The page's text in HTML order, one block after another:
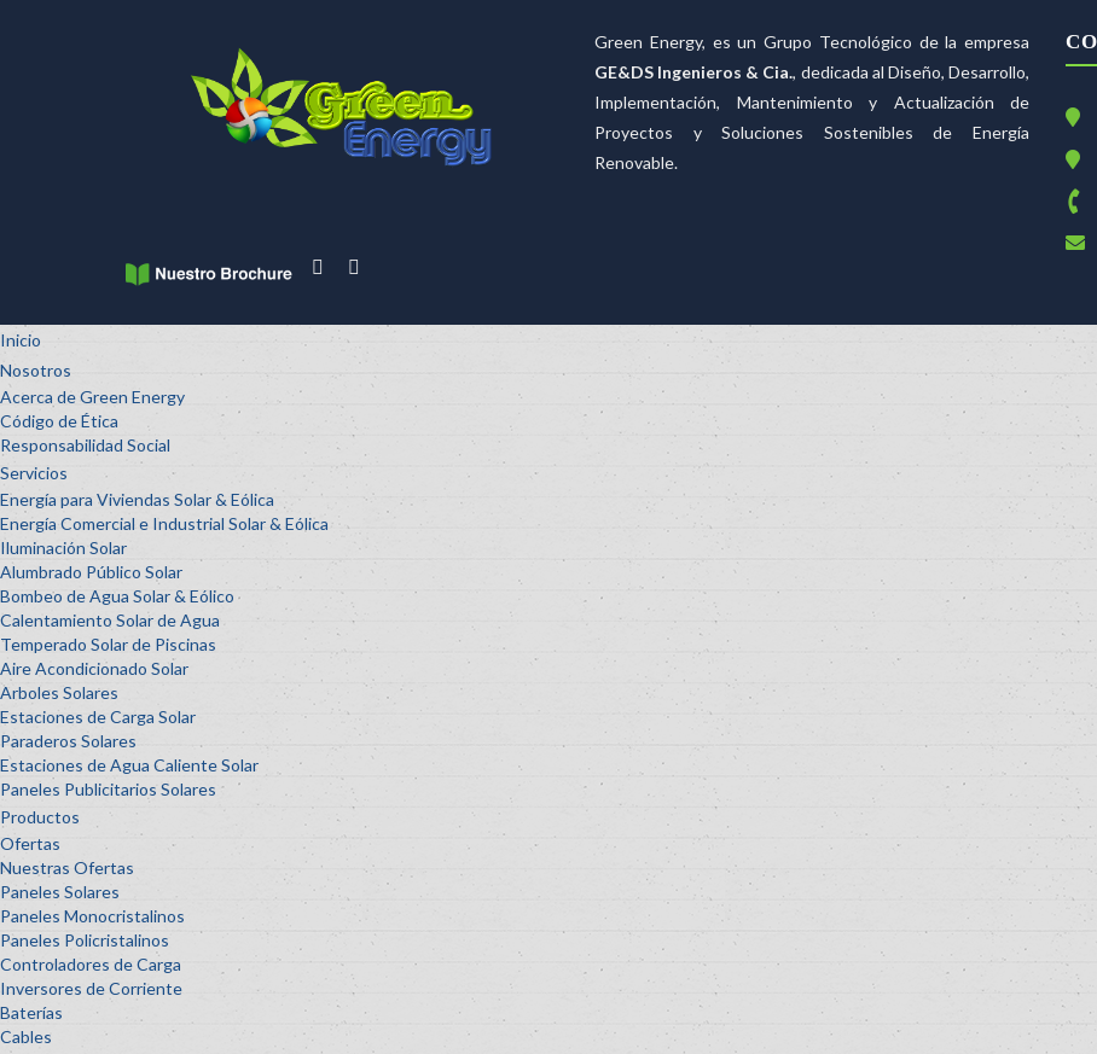
Green Energy, es un Grupo Tecnológico de la empresa
GE&DS Ingenieros & Cia., dedicada al Diseño, Desarrollo,
Implementación, Mantenimiento y Actualización de
Proyectos y Soluciones Sostenibles de Energía
Renovable.
Inicio
Nosotros
Acerca de Green Energy
Código de Ética
Responsabilidad Social
Servicios
Energía para Viviendas Solar & Eólica
Energía Comercial e Industrial Solar & Eólica
Iluminación Solar
Alumbrado Público Solar
Bombeo de Agua Solar & Eólico
Calentamiento Solar de Agua
Temperado Solar de Piscinas
Aire Acondicionado Solar
Arboles Solares
Estaciones de Carga Solar
Paraderos Solares
Estaciones de Agua Caliente Solar
Paneles Publicitarios Solares
Productos
Ofertas
Nuestras Ofertas
Paneles Solares
Paneles Monocristalinos
Paneles Policristalinos
Controladores de Carga
Inversores de Corriente
Baterías
Cables